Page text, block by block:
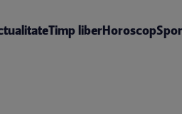
Timp liberHoroscop